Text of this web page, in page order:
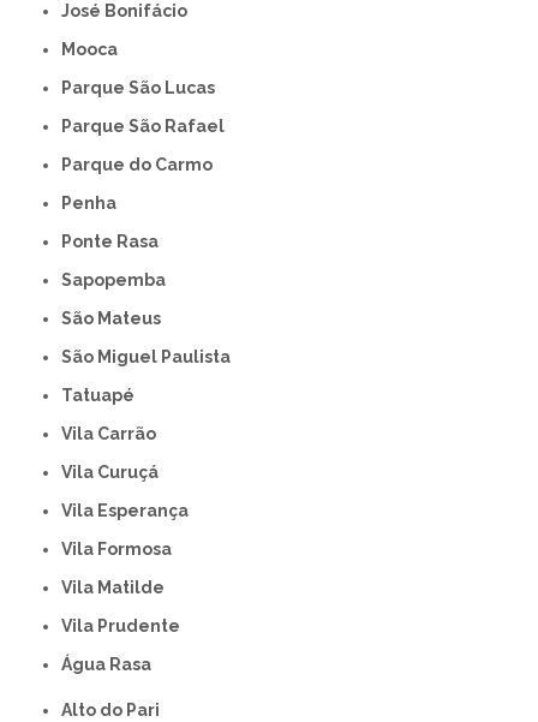
José Bonifácio
Mooca
Parque São Lucas
Parque São Rafael
Parque do Carmo
Penha
Ponte Rasa
Sapopemba
São Mateus
São Miguel Paulista
Tatuapé
Vila Carrão
Vila Curuçá
Vila Esperança
Vila Formosa
Vila Matilde
Vila Prudente
Água Rasa
Alto do Pari